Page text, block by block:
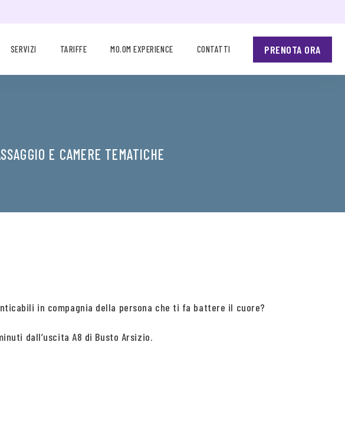
SERVIZI TARIFFE MO.OM EXPERIENCE CONTATTI PRENOTA ORA
E CAMERE TEMATICHE
in compagnia della persona che ti fa battere il cuore?
dall’uscita A8 di Busto Arsizio.